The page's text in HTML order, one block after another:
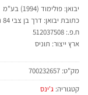
יבואן: פולימוד (1994) בע"מ
כתובת יבואן: דרך בן צבי 84 תל אביב
ח.פ.: 512037508
ארץ ייצור: תוניס
מק"ט: 700232657
קטגוריה: ג'ינס